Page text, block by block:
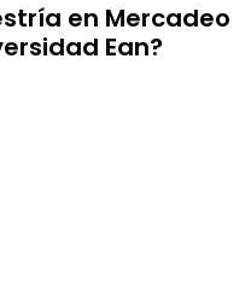
en Mercadeo
Ean?